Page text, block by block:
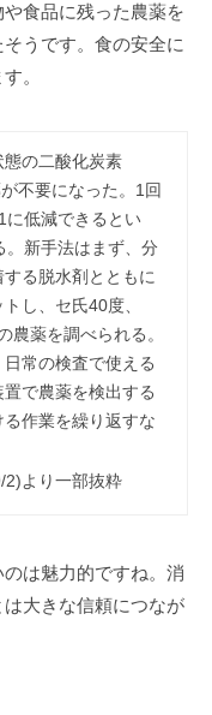
食品に残った農薬を
うです。食の安全に
。
の二酸化炭素
不要になった。1回
に低減できるとい
。新手法はまず、分
る脱水剤とともに
し、セ氏40度、
農薬を調べられる。
常の検査で使える
で農薬を検出する
作業を繰り返すな
2)より一部抜粋
は魅力的ですね。消
大きな信頼につなが